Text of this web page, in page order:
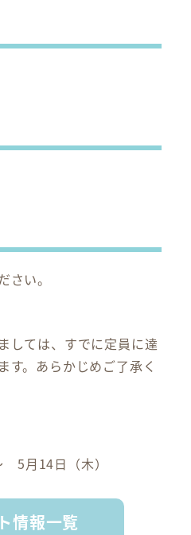
さい。
しては、すでに定員に達
す。あらかじめご了承く
5月14日（木）
情報一覧